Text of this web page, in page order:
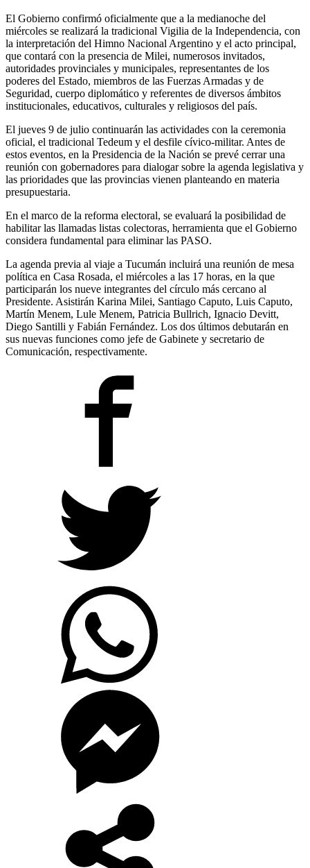
El Gobierno confirmó oficialmente que a la medianoche del
miércoles se realizará la tradicional Vigilia de la Independencia, con
la interpretación del Himno Nacional Argentino y el acto principal,
que contará con la presencia de Milei, numerosos invitados,
autoridades provinciales y municipales, representantes de los
poderes del Estado, miembros de las Fuerzas Armadas y de
Seguridad, cuerpo diplomático y referentes de diversos ámbitos
institucionales, educativos, culturales y religiosos del país.
El jueves 9 de julio continuarán las actividades con la ceremonia
oficial, el tradicional Tedeum y el desfile cívico-militar. Antes de
estos eventos, en la Presidencia de la Nación se prevé cerrar una
reunión con gobernadores para dialogar sobre la agenda legislativa y
las prioridades que las provincias vienen planteando en materia
presupuestaria.
En el marco de la reforma electoral, se evaluará la posibilidad de
habilitar las llamadas listas colectoras, herramienta que el Gobierno
considera fundamental para eliminar las PASO.
La agenda previa al viaje a Tucumán incluirá una reunión de mesa
política en Casa Rosada, el miércoles a las 17 horas, en la que
participarán los nueve integrantes del círculo más cercano al
Presidente. Asistirán Karina Milei, Santiago Caputo, Luis Caputo,
Martín Menem, Lule Menem, Patricia Bullrich, Ignacio Devitt,
Diego Santilli y Fabián Fernández. Los dos últimos debutarán en
sus nuevas funciones como jefe de Gabinete y secretario de
Comunicación, respectivamente.